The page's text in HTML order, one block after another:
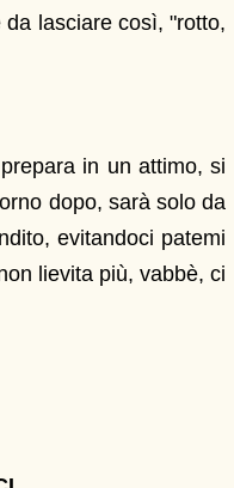
lasciare così, "rotto,
in un attimo, si
dopo, sarà solo da
evitandoci patemi
lievita più, vabbè, ci